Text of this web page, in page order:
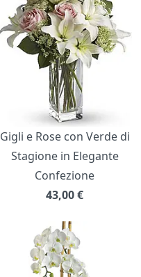
Gigli e Rose con Verde di
Stagione in Elegante
Confezione
43,00€